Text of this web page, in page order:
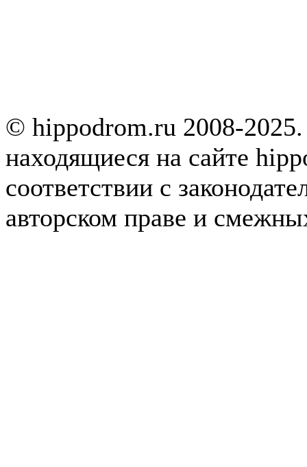
© hippodrom.ru 2008-
находящиеся на сайте
соответствии с
авторском праве и